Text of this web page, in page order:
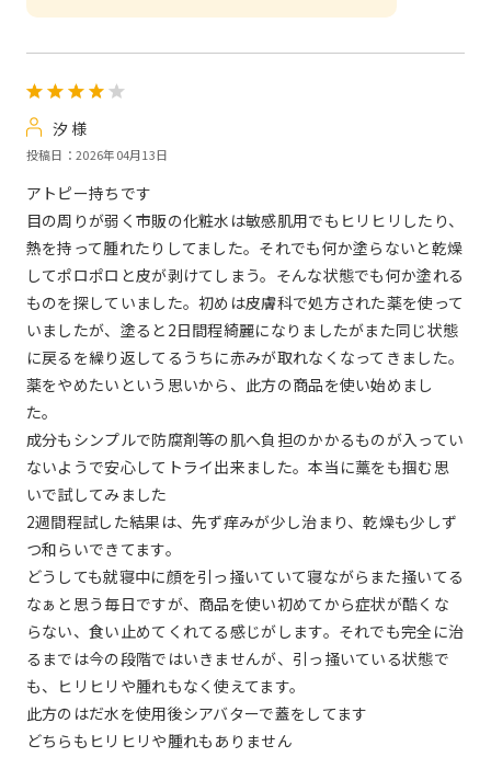
汐 様
投稿日：2026年04月13日
アトピー持ちです
目の周りが弱く市販の化粧水は敏感肌用でもヒリヒリしたり、
熱を持って腫れたりしてました。それでも何か塗らないと乾燥
してポロポロと皮が剥けてしまう。そんな状態でも何か塗れる
ものを探していました。初めは皮膚科で処方された薬を使って
いましたが、塗ると2日間程綺麗になりましたがまた同じ状態
に戻るを繰り返してるうちに赤みが取れなくなってきました。
薬をやめたいという思いから、此方の商品を使い始めまし
た。
成分もシンプルで防腐剤等の肌へ負担のかかるものが入ってい
ないようで安心してトライ出来ました。本当に藁をも掴む思
いで試してみました
2週間程試した結果は、先ず痒みが少し治まり、乾燥も少しず
つ和らいできてます。
どうしても就寝中に顔を引っ掻いていて寝ながらまた掻いてる
なぁと思う毎日ですが、商品を使い初めてから症状が酷くな
らない、食い止めてくれてる感じがします。それでも完全に治
るまでは今の段階ではいきませんが、引っ掻いている状態で
も、ヒリヒリや腫れもなく使えてます。
此方のはだ水を使用後シアバターで蓋をしてます
どちらもヒリヒリや腫れもありません